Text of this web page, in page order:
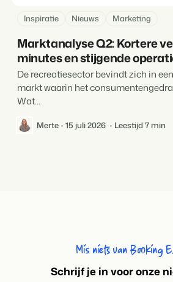
Inspiratie Nieuws Marketing
Marktanalyse Q2: Kortere
minutes en stijgende
De recreatiesector bevindt zich in
markt waarin het
Wat...
Merte 15 juli 2026 Leestijd 7 min
Mis niets van Booking
Schrijf je in voor onze